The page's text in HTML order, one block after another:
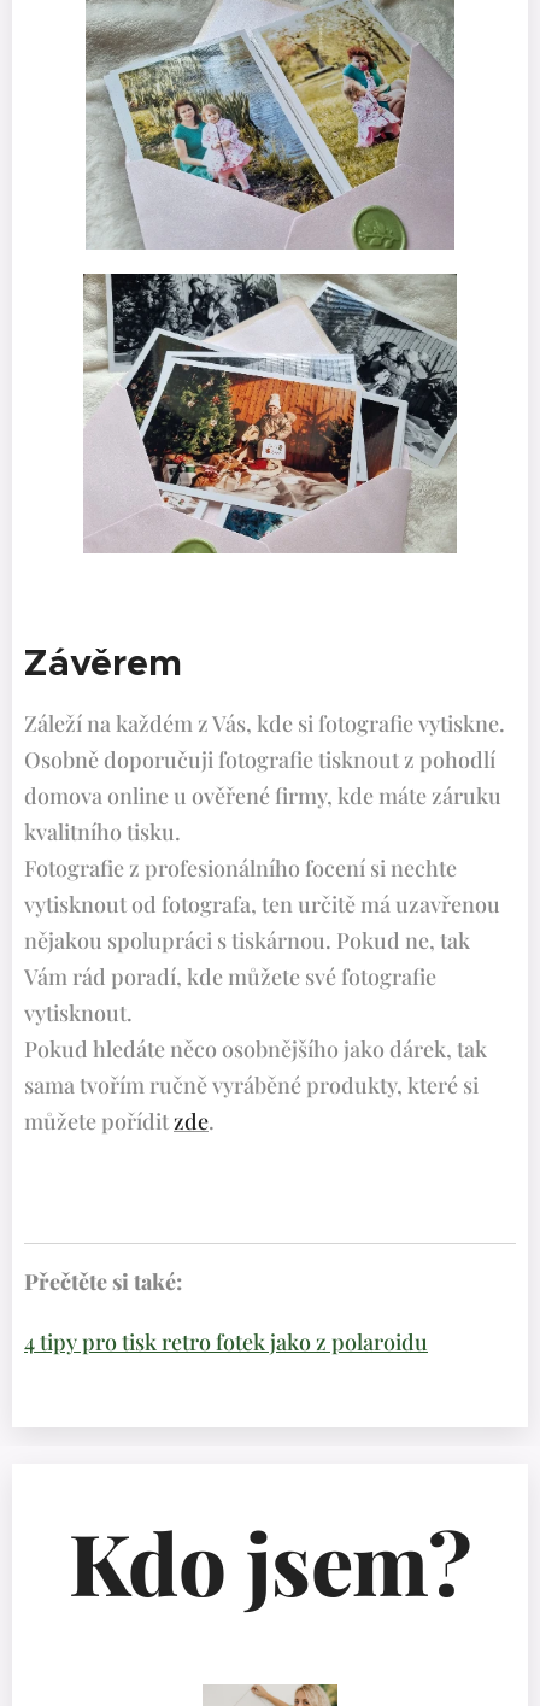
Závěrem
Záleží na každém z Vás, kde si fotografie vytiskne.
Osobně doporučuji fotografie tisknout z pohodlí
domova online u ověřené firmy, kde máte záruku
kvalitního tisku.
Fotografie z profesionálního focení si nechte
vytisknout od fotografa, ten určitě má uzavřenou
nějakou spolupráci s tiskárnou. Pokud ne, tak
Vám rád poradí, kde můžete své fotografie
vytisknout.
Pokud hledáte něco osobnějšího jako dárek, tak
sama tvořím ručně vyráběné produkty, které si
můžete poříditzde.
Přečtěte si také:
4 tipy pro tisk retro fotek jako z polaroidu
Kdo jsem?